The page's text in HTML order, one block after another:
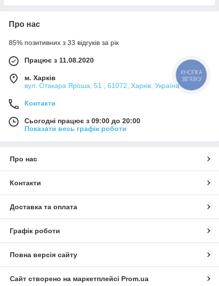
Про нас
85% позитивних з 33 відгуків за рік
Працює з 11.08.2020
м. Харків
вул. Отакара Яроша, 51 , 61072, Харків, Україна
Контакти
Сьогодні працює з 09:00 до 20:00
Показати весь графік роботи
Про нас
Контакти
Доставка та оплата
Графік роботи
Повна версія сайту
Сайт створено на маркетплейсі Prom.ua
КНОПКА
ЗВ'ЯЗКУ